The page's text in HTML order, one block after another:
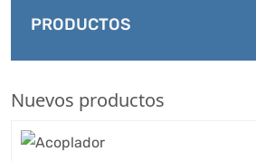
PRODUCTOS
Nuevos productos